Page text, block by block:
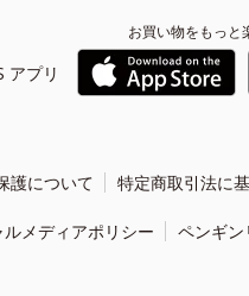
アプリ
お買い物をもっと
護について 特定商取引法に
ルメディアポリシー ペンギン